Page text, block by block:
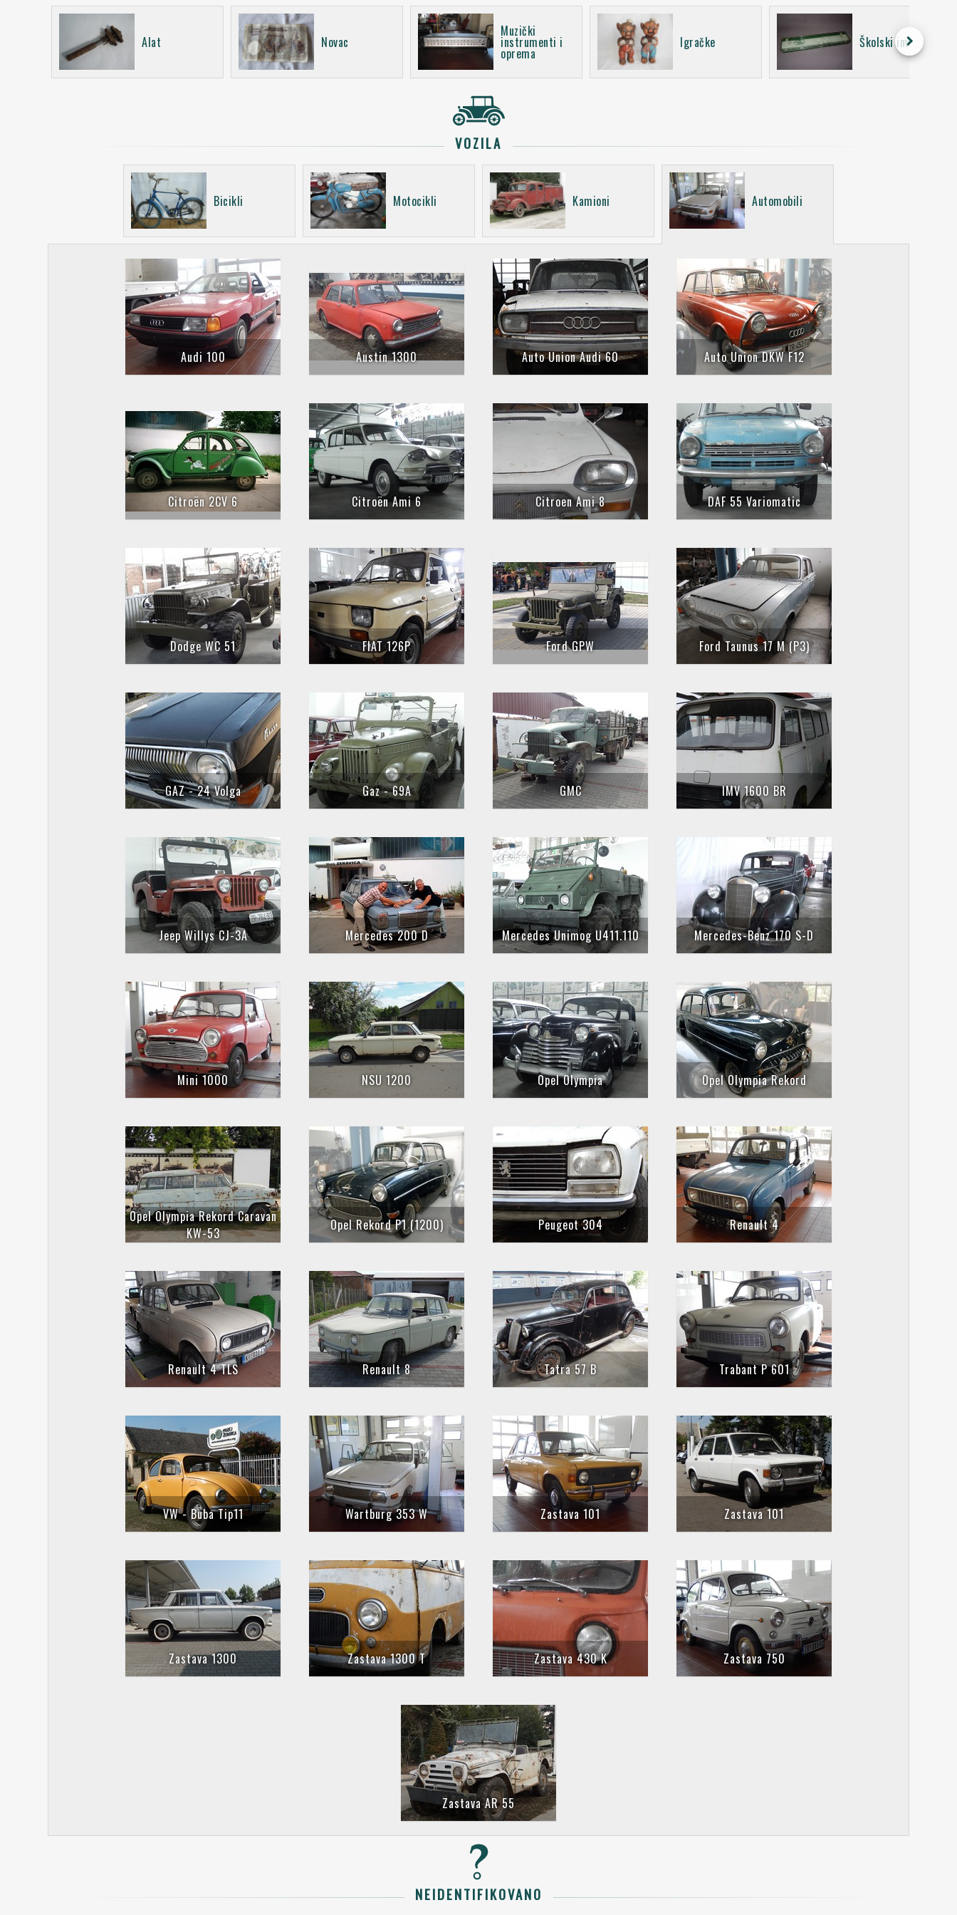
Alat Novac
Muzički
instrumenti i
oprema
Igračke Školski inventar
keyboard_arrow_right
VOZILA
Bicikli Motocikli Kamioni Automobili
Audi 100 Austin 1300 Auto Union Audi 60 Auto Union DKW F12
Citroën 2CV 6 Citroën Ami 6 Citroen Ami 8 DAF 55 Variomatic
Dodge WC 51 FIAT 126P Ford GPW Ford Taunus 17 M (P3)
GAZ - 24 Volga Gaz - 69A GMC IMV 1600 BR
Jeep Willys CJ-3A Mercedes 200 D Mercedes Unimog U411.110 Mercedes-Benz 170 S-D
Mini 1000 NSU 1200 Opel Olympia Opel Olympia Rekord
Opel Olympia Rekord Caravan
KW-53
Opel Rekord P1 (1200) Peugeot 304 Renault 4
Renault 4 TLS Renault 8 Tatra 57 B Trabant P 601
VW - Buba Tip11 Wartburg 353 W Zastava 101 Zastava 101
Zastava 1300 Zastava 1300 T Zastava 430 K Zastava 750
Zastava AR 55
NEIDENTIFIKOVANO